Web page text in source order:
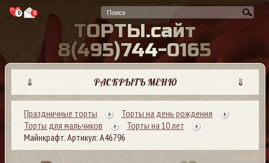
0 0
ТОРТЫ.сайт
8(495)744-0165
⇓ РАСКРЫТЬ МЕНЮ ⇓
Праздничные торты
Торты на день рождения
Торты для мальчиков
Торты на 10 лет
Майнкрафт. Артикул: А46796